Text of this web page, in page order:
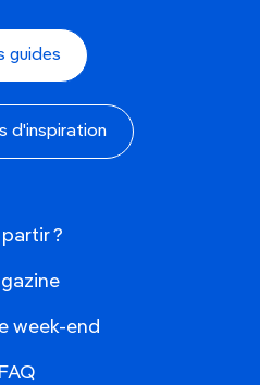
guides
d'inspiration
?
week-end
FAQ